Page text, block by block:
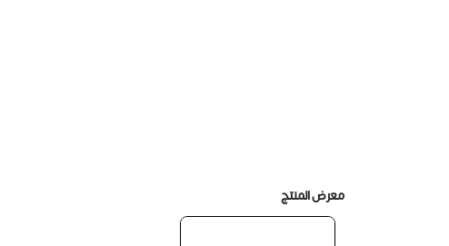
معرض المنتج